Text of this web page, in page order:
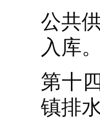
公共
入库。
第十
镇排